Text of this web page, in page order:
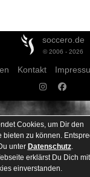
soccero.de
© 2006 - 2026
Kontakt
Cookies, um Dir den
bieten zu können.
unter Datenschutz.
erklärst Du Dich
einverstanden.